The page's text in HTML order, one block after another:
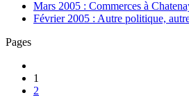
Mars 2005 : Commerces à
Février 2005 : Autre politique,
Pages
1
2